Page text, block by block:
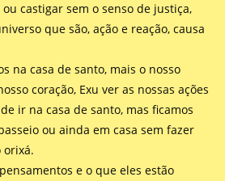
castigar sem o senso de justiça,
que são, ação e reação, causa
na casa de santo, mais o nosso
coração, Exu ver as nossas ações
ir na casa de santo, mas ficamos
ou ainda em casa sem fazer
orixá.
e o que eles estão